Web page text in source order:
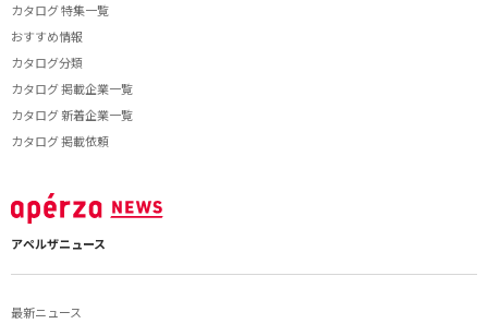
カタログ 特集一覧
おすすめ情報
カタログ分類
カタログ 掲載企業一覧
カタログ 新着企業一覧
カタログ 掲載依頼
アペルザニュース
最新ニュース